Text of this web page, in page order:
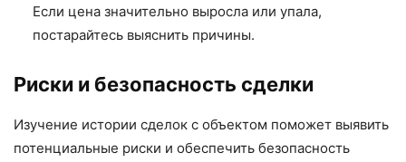
Если цена значительно выросла или упала,
постарайтесь выяснить причины.
Риски и безопасность сделки
Изучение истории сделок с объектом поможет выявить
потенциальные риски и обеспечить безопасность